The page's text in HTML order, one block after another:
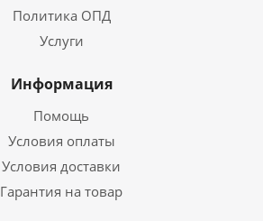
Политика ОПД
Услуги
Информация
Помощь
Условия оплаты
Условия доставки
Гарантия на товар